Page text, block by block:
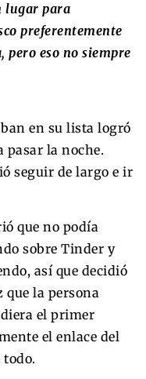
lugar para
preferentemente
pero eso no siempre
en su lista logró
pasar la noche.
seguir de largo e ir
que no podía
sobre Tinder y
así que decidió
que la persona
el primer
el enlace del